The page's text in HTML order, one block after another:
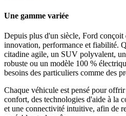
Une gamme variée
Depuis plus d'un siècle, Ford conçoit
innovation, performance et fiabilité.
citadine agile, un SUV polyvalent,
robuste ou un modèle 100 %
besoins des particuliers comme des
Chaque véhicule est pensé pour
confort, des technologies d'aide à la
et une connectivité intuitive, afin de